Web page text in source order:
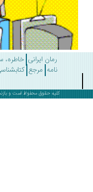
رمان ایرانی خاطره،
مرجع کتابشناسی نقد
کلیه حقوق محفوظ است و بازنشر